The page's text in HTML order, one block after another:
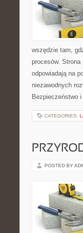
wszędzie tam,
procesów. Strona
odpowiadają na
niezawodnych
Bezpieczeństwo
CATEGORIES:
POSTED BY